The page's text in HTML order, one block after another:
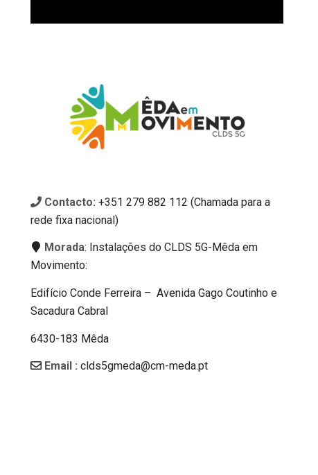
Contacto:+351 279 882 112 (Chamada para a
rede fixa nacional)
Morada: Instalações do CLDS 5G-Mêda em
Movimento:
Edifício Conde Ferreira – Avenida Gago Coutinho e
Sacadura Cabral
6430-183 Mêda
Email :clds5gmeda@cm-meda.pt